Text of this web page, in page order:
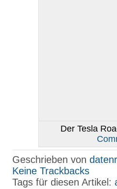
Der Tesla
Geschrieben von
Keine Trackbacks
Tags für diesen Artikel: